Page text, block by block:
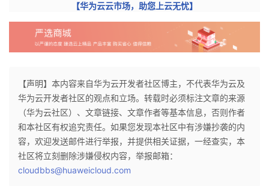
【华为云云市场，助您上云无忧】
【声明】本内容来自华为云开发者社区博主，不代表华为云及
华为云开发者社区的观点和立场。转载时必须标注文章的来源
（华为云社区）、文章链接、文章作者等基本信息，否则作者
和本社区有权追究责任。如果您发现本社区中有涉嫌抄袭的内
容，欢迎发送邮件进行举报，并提供相关证据，一经查实，本
社区将立刻删除涉嫌侵权内容，举报邮箱：
cloudbbs@huaweicloud.com